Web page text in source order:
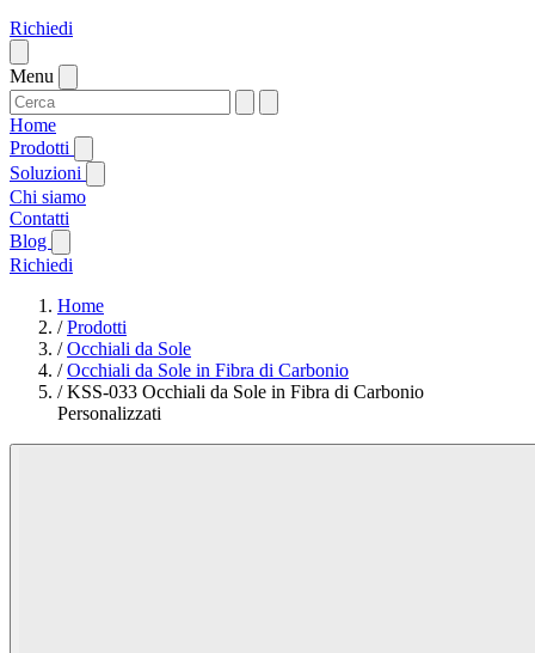
Richiedi
Menu
Home
Prodotti
Soluzioni
Chi siamo
Contatti
Blog
Richiedi
Home
/Prodotti
/Occhiali da Sole
/Occhiali da Sole in Fibra di Carbonio
/KSS-033 Occhiali da Sole in Fibra di Carbonio
Personalizzati